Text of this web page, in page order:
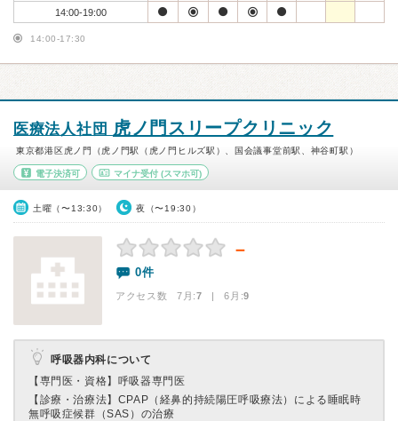
14:00-19:00
14:00-17:30
医療法人社団 虎ノ門スリープクリニック
東京都港区虎ノ門（虎ノ門駅（虎ノ門ヒルズ駅）、国会議事堂前駅、神谷町駅）
電子決済可 マイナ受付(スマホ可)
土曜（〜13:30） 夜（〜19:30）
－
0件
アクセス数 7月:7 | 6月:9
呼吸器内科について
【専門医・資格】 呼吸器専門医
【診療・治療法】 CPAP（経鼻的持続陽圧呼吸療法）による睡眠時
無呼吸症候群（SAS）の治療